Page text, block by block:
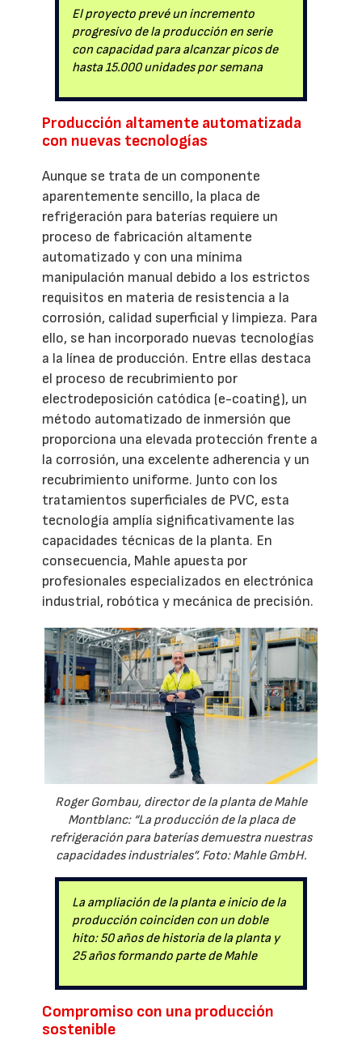
El proyecto prevé un incremento
progresivo de la producción en serie
con capacidad para alcanzar picos de
hasta 15.000 unidades por semana
Producción altamente automatizada
con nuevas tecnologías
Aunque se trata de un componente
aparentemente sencillo, la placa de
refrigeración para baterías requiere un
proceso de fabricación altamente
automatizado y con una mínima
manipulación manual debido a los estrictos
requisitos en materia de resistencia a la
corrosión, calidad superficial y limpieza. Para
ello, se han incorporado nuevas tecnologías
a la línea de producción. Entre ellas destaca
el proceso de recubrimiento por
electrodeposición catódica (e-coating), un
método automatizado de inmersión que
proporciona una elevada protección frente a
la corrosión, una excelente adherencia y un
recubrimiento uniforme. Junto con los
tratamientos superficiales de PVC, esta
tecnología amplía significativamente las
capacidades técnicas de la planta. En
consecuencia, Mahle apuesta por
profesionales especializados en electrónica
industrial, robótica y mecánica de precisión.
Roger Gombau, director de la planta de Mahle
Montblanc: “La producción de la placa de
refrigeración para baterías demuestra nuestras
capacidades industriales”. Foto: Mahle GmbH.
La ampliación de la planta e inicio de la
producción coinciden con un doble
hito: 50 años de historia de la planta y
25 años formando parte de Mahle
Compromiso con una producción
sostenible